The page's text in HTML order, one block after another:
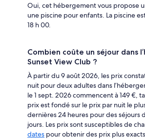
Oui, cet hébergement vous propose
une piscine pour enfants. La piscine
18 h 00.
Combien coûte un séjour dans
Sunset View Club ?
À partir du 9 août 2026, les prix
nuit pour deux adultes dans
le 1 sept. 2026 commencent à 149 €,
prix est fondé sur le prix par nuit le
dernières 24 heures pour des séjours
jours. Les prix sont susceptibles de
dates pour obtenir des prix plus